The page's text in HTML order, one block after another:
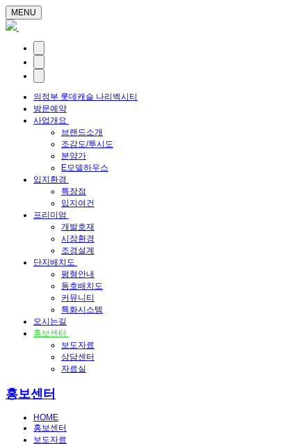
MENU
의정부 롯데캐슬 나리벡시티
방문예약
사업개요
브랜드소개
조감도/투시도
분양가
E모델하우스
입지환경
특장점
입지여건
프리미엄
개발호재
시장환경
조경설계
단지배치도
평형안내
동호배치도
커뮤니티
특화시스템
오시는길
홍보센터
보도자료
상담센터
자료실
홍보센터
HOME
홍보센터
보도자료